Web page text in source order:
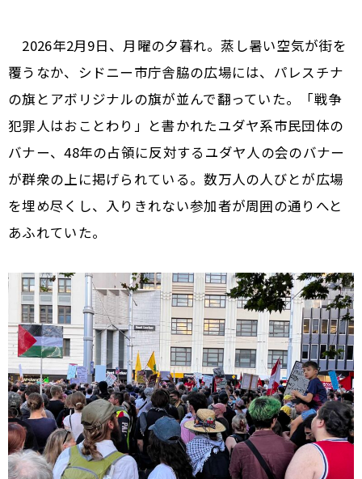
2026年2月9日、月曜の夕暮れ。蒸し暑い空気が街を
覆うなか、シドニー市庁舎脇の広場には、パレスチナ
の旗とアボリジナルの旗が並んで翻っていた。「戦争
犯罪人はおことわり」と書かれたユダヤ系市民団体の
バナー、48年の占領に反対するユダヤ人の会のバナー
が群衆の上に掲げられている。数万人の人びとが広場
を埋め尽くし、入りきれない参加者が周囲の通りへと
あふれていた。